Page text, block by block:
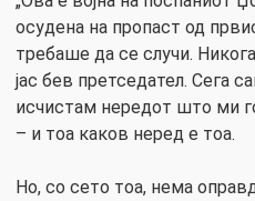
осудена на пропаст од
требаше да се случи.
јас бев претседател. Сега
исчистам нередот што ми
– и тоа каков неред е тоа.
Но, со сето тоа, нема